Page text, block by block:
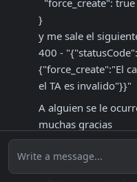
}
y me sale el
400 -
{"force_create":"El
el TA es invalido"}}"
A alguien se le
muchas gracias
(600)
lista de relaciones
Write a message...